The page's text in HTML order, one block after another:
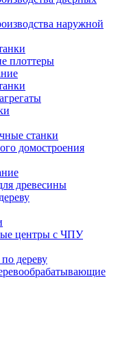
наружной
плоттеры
станки
домостроения
древесины
центры с ЧПУ
дереву